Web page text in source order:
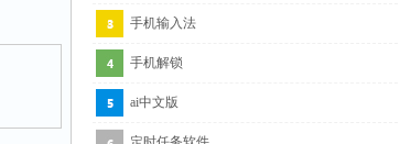
手机输入法
手机解锁
ai中文版